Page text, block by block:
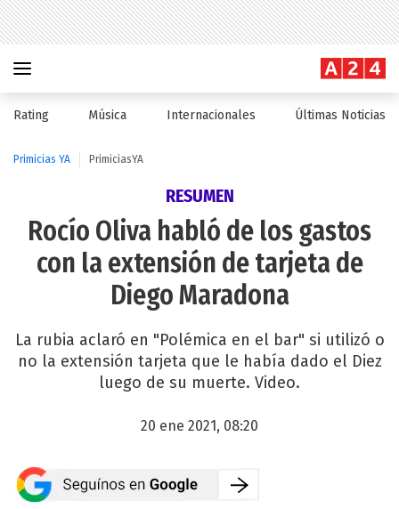
Rating Música Internacionales Últimas Noticias
Primicias YA PrimiciasYA
RESUMEN
Rocío Oliva habló de los gastos
con la extensión de tarjeta de
Diego Maradona
La rubia aclaró en "Polémica en el bar" si utilizó o
no la extensión tarjeta que le había dado el Diez
luego de su muerte. Video.
20 ene 2021, 08:20